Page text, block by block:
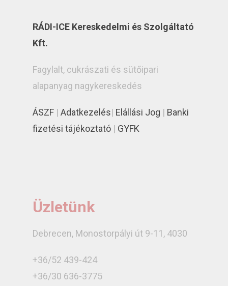
RÁDI-ICE Kereskedelmi és Szolgáltató
Kft.
Fagylalt, cukrászati és sütőipari
alapanyag nagykereskedés
ÁSZF | Adatkezelés| Elállási Jog | Banki
fizetési tájékoztató | GYFK
Üzletünk
Debrecen, Monostorpályi út 9-11, 4030
+36/52 439-424
+36/30 636-3775